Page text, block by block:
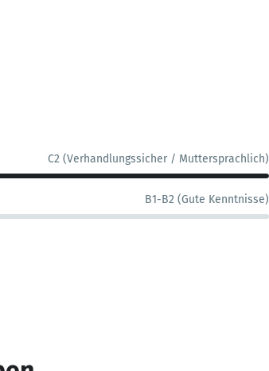
C2 (Verhandlungssicher / Muttersprachlich)
B1-B2 (Gute Kenntnisse)